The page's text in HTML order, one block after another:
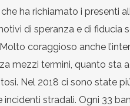
ha richiamato i presenti
di speranza e di fiducia
coraggioso anche
mezzi termini, quanto sta
Nel 2018 ci sono state
stradali. Ogni 33